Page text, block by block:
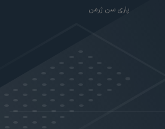
پاری سن ژرمن